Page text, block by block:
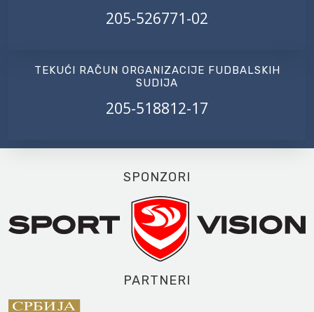
205-526771-02
TEKUĆI RAČUN ORGANIZACIJE FUDBALSKIH
SUDIJA
205-518812-17
SPONZORI
PARTNERI